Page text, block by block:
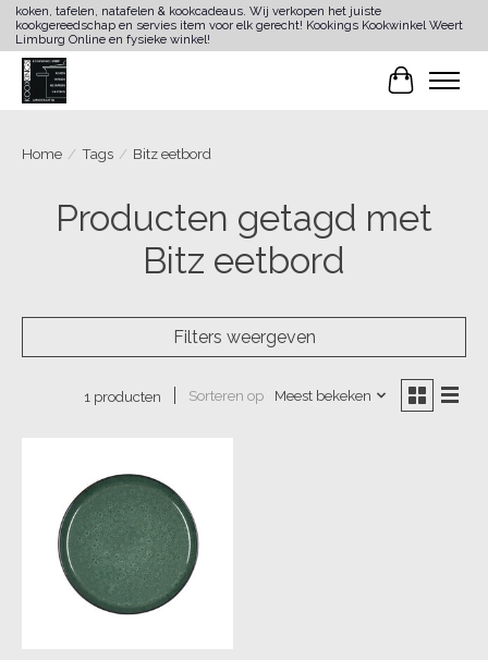
koken, tafelen, natafelen & kookcadeaus. Wij verkopen het juiste
kookgereedschap en servies item voor elk gerecht! Kookings Kookwinkel Weert
Limburg Online en fysieke winkel!
Home / Tags / Bitz eetbord
Producten getagd met
Bitz eetbord
Filters weergeven
1 producten Sorteren op Meest bekeken